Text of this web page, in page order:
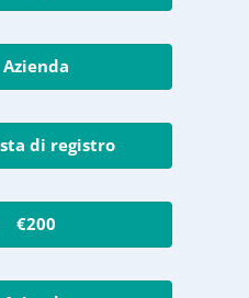
Azienda
di registro
€200